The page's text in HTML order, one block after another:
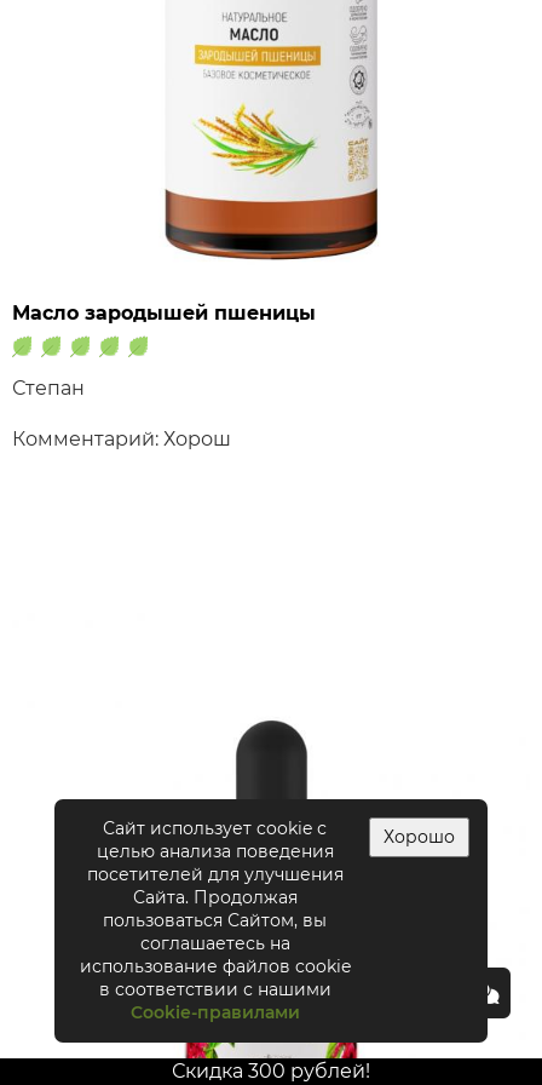
Масло зародышей пшеницы
Степан
Комментарий: Хорош
Сайт использует cookie с
целью анализа поведения
посетителей для улучшения
Сайта. Продолжая
пользоваться Сайтом, вы
соглашаетесь на
использование файлов cookie
в соответствии с нашими
Cookie-правилами
Хорошо
Скидка 300 рублей!